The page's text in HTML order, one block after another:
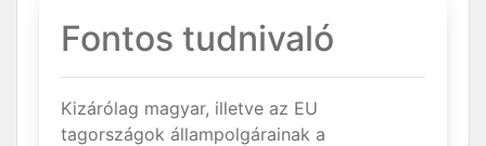
Fontos tudnivaló
Kizárólag magyar, illetve az EU
tagországok állampolgárainak a